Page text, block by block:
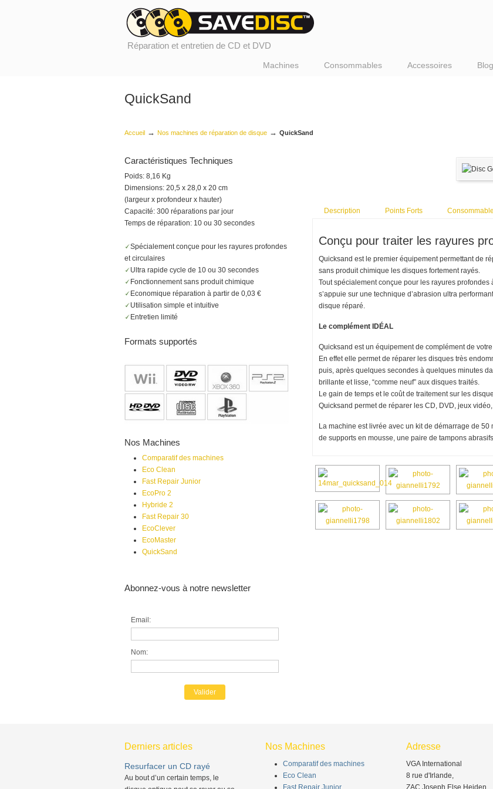
Réparation et entretien de CD et DVD
Machines Consommables Accessoires Blog
QuickSand
Accueil → Nos machines de réparation de disque → QuickSand
Description Points Forts
Conçu pour traiter les rayures
Quicksand est le premier équipement permettant de
sans produit chimique les disques fortement rayés.
Tout spécialement conçue pour les rayures
s’appuie sur une technique d’abrasion ultra
disque réparé.
Le complément IDÉAL
Quicksand est un équipement de complément de
En effet elle permet de réparer les disques très
puis, après quelques secondes à quelques minutes
brillante et lisse, “comme neuf” aux disques traités.
Le gain de temps et le coût de traitement sur les
Quicksand permet de réparer les CD, DVD, jeux
La machine est livrée avec un kit de démarrage de
de supports en mousse, une paire de tampons
Caractéristiques Techniques
Poids: 8,16 Kg
Dimensions: 20,5 x 28,0 x 20 cm
(largeur x profondeur x hauter)
Capacité: 300 réparations par jour
Temps de réparation: 10 ou 30 secondes
Spécialement conçue pour les rayures profondes
et circulaires
Ultra rapide cycle de 10 ou 30 secondes
Fonctionnement sans produit chimique
Economique réparation à partir de 0,03 €
Utilisation simple et intuitive
Entretien limité
Formats supportés
Nos Machines
Comparatif des machines
Eco Clean
Fast Repair Junior
EcoPro 2
Hybride 2
Fast Repair 30
EcoClever
EcoMaster
QuickSand
Abonnez-vous à notre newsletter
Email:
Nom:
Derniers articles
Resurfacer un CD rayé
Au bout d’un certain temps, le
Nos Machines
Comparatif des machines
Eco Clean
Fast Repair Junior
Adresse
VGA International
8 rue d'Irlande,
ZAC Joseph Else Heiden